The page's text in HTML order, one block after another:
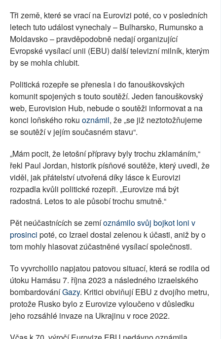
Tři země, které se vrací na Eurovizi poté, co v posledních
letech tuto událost vynechaly – Bulharsko, Rumunsko a
Moldavsko – pravděpodobně nedají organizující
Evropské vysílací unii (EBU) další televizní milník, kterým
by se mohla chlubit.
Politická rozepře se přenesla i do fanouškovských
komunit spojených s touto soutěží. Jeden fanouškovský
web, Eurovision Hub, nebude o soutěži informovat a na
konci loňského roku oznámil, že „se již neztotožňujeme
se soutěží v jejím současném stavu“.
„Mám pocit, že letošní přípravy byly trochu zklamáním,“
řekl Paul Jordan, historik písňové soutěže, který uvedl, že
viděl, jak přátelství utvořená díky lásce k Eurovizi
rozpadla kvůli politické rozepři. „Eurovize má být
radostná. Letos to ale působí trochu smutně.“
Pět neúčastnících se zemíoznámilo svůj bojkot loni v
prosinci poté, co Izrael dostal zelenou k účasti, aniž by o
tom mohly hlasovat zúčastněné vysílací společnosti.
To vyvrcholilo napjatou patovou situací, která se rodila od
útoku Hamásu 7. října 2023 a následného izraelského
bombardováníGazy. Kritici obviňují EBU z dvojího metru,
protože Rusko bylo z Eurovize vyloučeno v důsledku
jeho rozsáhlé invaze na Ukrajinu v roce 2022.